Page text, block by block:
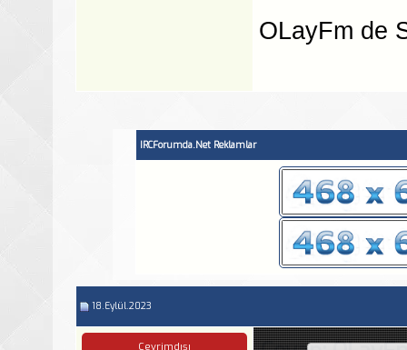
OLayFm de
IRCForumda.Net Reklamlar
18.Eylül.2023
Çevrimdışı